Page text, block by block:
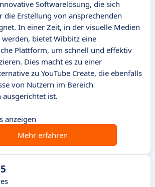
Softwarelösung, die sich
die Erstellung von ansprechenden
In einer Zeit, in der visuelle Medien
bietet Wibbitz eine
Plattform, um schnell und effektiv
Dies macht es zu einer
zu YouTube Create, die ebenfalls
von Nutzern im Bereich
ist.
anzeigen
Mehr erfahren